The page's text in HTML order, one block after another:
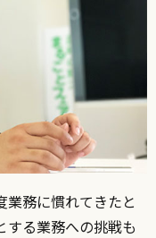
業務に慣れてきたと
する業務への挑戦も